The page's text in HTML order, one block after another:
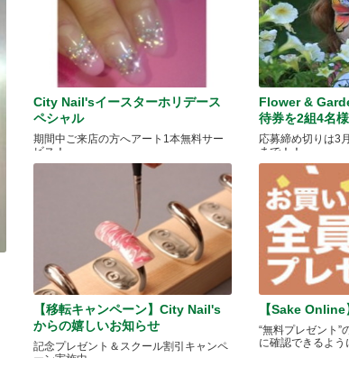
City Nail'sイースターホリデース
ペシャル
期間中ご来店の方へアート1本無料サー
ビス！
Flower &
待券を2組4名様
応募締め切りは3
まで！！
【移転キャンペーン】City Nail's
からの嬉しいお知らせ
記念プレゼント＆スクール割引キャンペ
ーン実施中
【Sake
“無料プレゼント”
に確認できるよう